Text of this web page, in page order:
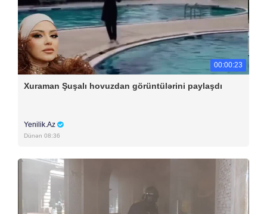
00:00:23
Xuraman Şuşalı hovuzdan görüntülərini paylaşdı
Yenilik.Az
Dünən 08:36